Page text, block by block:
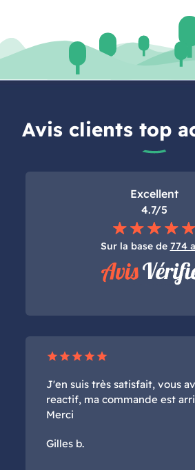
Avis clients top
Excellent
4.7/5
Sur la base de 774
star star star star star
J'en suis très satisfait, vous
reactif, ma commande est
Merci
Gilles b.